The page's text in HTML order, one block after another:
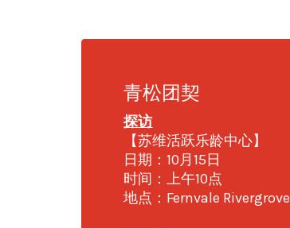
青松团契
探访
【苏维活跃乐龄中心】
日期：10月15日
时间：上午10点
地点：Fernvale Rivergrove